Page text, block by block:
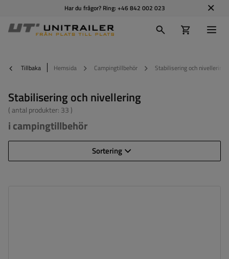
Har du frågor? Ring: +46 842 002 023
Tillbaka Hemsida Campingtillbehör Stabilisering och nivellering
Stabilisering och nivellering
( antal produkter: 33 )
i campingtillbehör
Sortering